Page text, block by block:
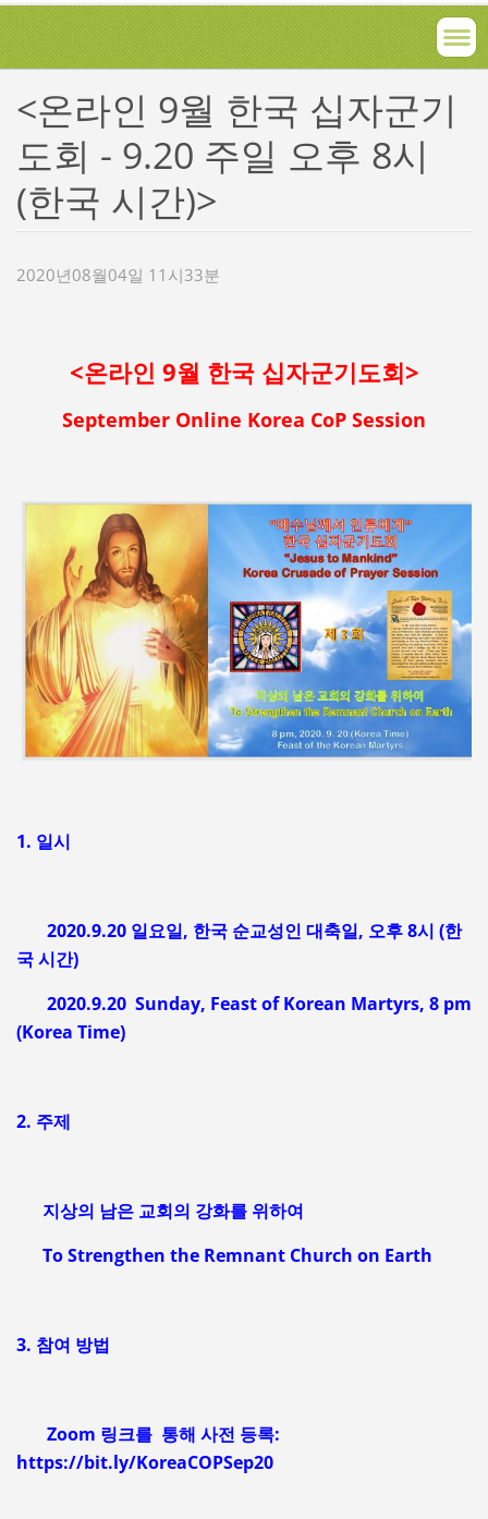
<온라인 9월 한국 십자군기
도회 - 9.20 주일 오후 8시
(한국 시간)>
2020년08월04일 11시33분
<온라인 9월 한국 십자군기도회>
September Online Korea CoP Session
1. 일시
2020.9.20 일요일, 한국 순교성인 대축일, 오후 8시 (한
국 시간)
2020.9.20 Sunday, Feast of Korean Martyrs, 8 pm
(Korea Time)
2. 주제
지상의 남은 교회의 강화를 위하여
To Strengthen the Remnant Church on Earth
3. 참여 방법
Zoom 링크를 통해 사전 등록:
https://bit.ly/KoreaCOPSep20